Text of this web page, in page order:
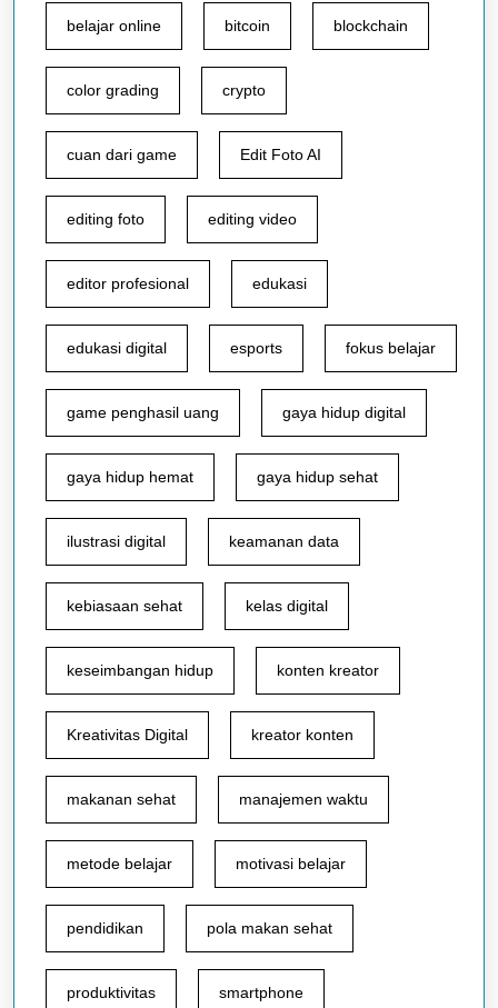
belajar online bitcoin blockchain
color grading crypto
cuan dari game Edit Foto AI
editing foto editing video
editor profesional edukasi
edukasi digital esports fokus belajar
game penghasil uang gaya hidup digital
gaya hidup hemat gaya hidup sehat
ilustrasi digital keamanan data
kebiasaan sehat kelas digital
keseimbangan hidup konten kreator
Kreativitas Digital kreator konten
makanan sehat manajemen waktu
metode belajar motivasi belajar
pendidikan pola makan sehat
produktivitas smartphone